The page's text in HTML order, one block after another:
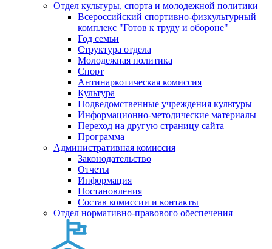
Отдел культуры, спорта и молодежной политики
Всероссийский спортивно-физкультурный
комплекс "Готов к труду и обороне"
Год семьи
Структура отдела
Молодежная политика
Спорт
Антинаркотическая комиссия
Культура
Подведомственные учреждения культуры
Информационно-методические материалы
Переход на другую страницу сайта
Программа
Административная комиссия
Законодательство
Отчеты
Информация
Постановления
Состав комиссии и контакты
Отдел нормативно-правового обеспечения